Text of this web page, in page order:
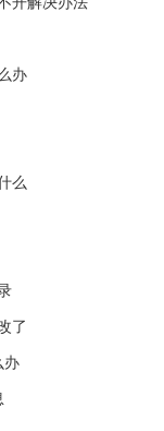
办
么
了
办